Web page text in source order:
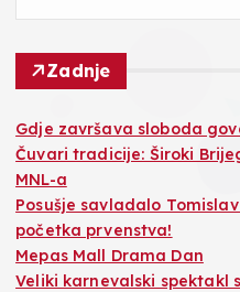
Zadnje
Gdje završava sloboda
Čuvari tradicije: Široki
MNL-a
Posušje savladalo
početka prvenstva!
Mepas Mall Drama Dan
Veliki karnevalski spektakl